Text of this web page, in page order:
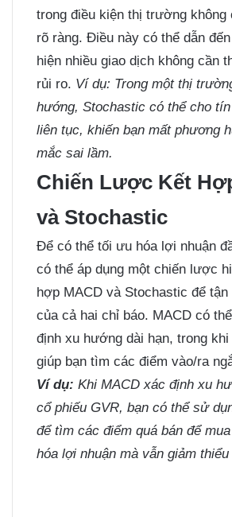
trong điều kiện thị trường không
rõ ràng. Điều này có thể dẫn
hiện nhiều giao dịch không cần
rủi ro. Ví dụ: Trong một thị
hướng, Stochastic có thể cho
liên tục, khiến bạn mất phương
mắc sai lầm.
Chiến Lược Kết
và Stochastic
Để có thể tối ưu hóa lợi nhuận
có thể áp dụng một chiến lược
hợp MACD và Stochastic để tận
của cả hai chỉ báo. MACD có
định xu hướng dài hạn, trong
giúp bạn tìm các điểm vào/ra
Ví dụ: Khi MACD xác định xu
cổ phiếu GVR, bạn có thể sử
để tìm các điểm quá bán để
hóa lợi nhuận mà vẫn giảm thiểu